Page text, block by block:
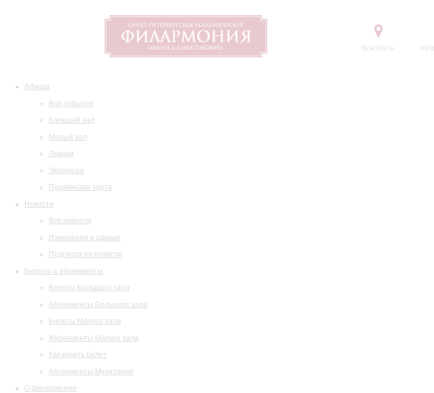
Контакты
Афиша
Все события
Большой зал
Малый зал
Лекции
Экскурсии
Пушкинская карта
Новости
Все новости
Изменения в афише
Подписка на новости
Билеты и абонементы
Билеты Большого зала
Абонементы Большого зала
Билеты Малого зала
Абонементы Малого зала
Как купить билет
Абонементы Музитория
О филармонии